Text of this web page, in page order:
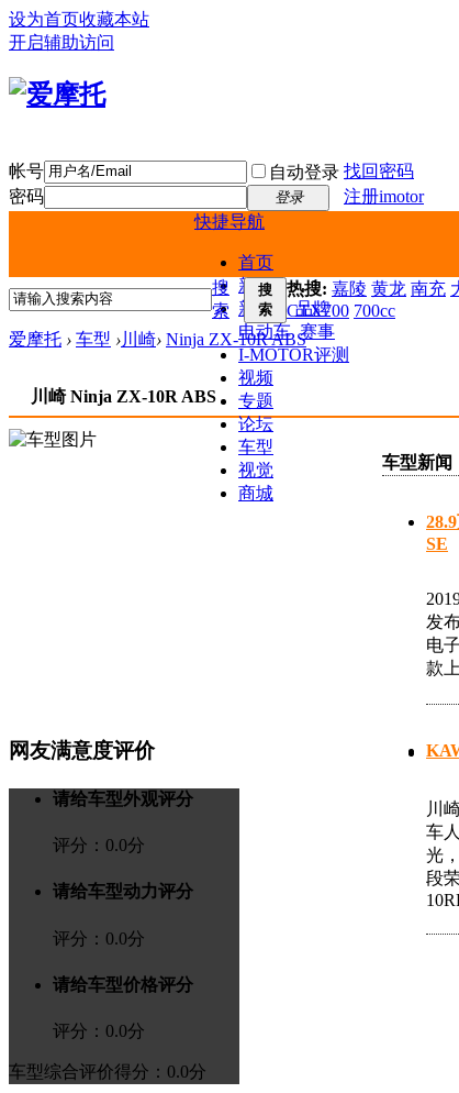
设为首页收藏本站
开启辅助访问
帐号 自动登录 找回密码
密码
登录
注册imotor
快捷导航
首页
新闻
新车
品牌
电动车 赛事
I-MOTOR评测
视频
专题
论坛
车型
视觉
商城
搜
索
搜
索
热搜: 嘉陵 黄龙 南充
CTX700 700cc
爱摩托 › 车型 ›川崎› Ninja ZX-10R ABS
川崎 Ninja ZX-10R ABS
车型新闻
SE
发
电
款
川
车
光
段
网友满意度评价
请给车型外观评分
评分： 0.0分
请给车型动力评分
评分： 0.0分
请给车型价格评分
评分： 0.0分
车型综合评价得分：0.0分